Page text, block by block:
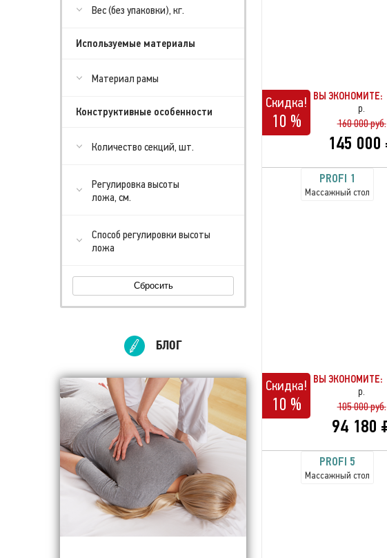
Вес (без упаковки), кг.
Используемые материалы
Материал рамы
Конструктивные особенности
Количество секций, шт.
Регулировка высоты
ложа, см.
Способ регулировки высоты
ложа
Сбросить
БЛОГ
Скидка!
10 %
ВЫ ЭКОНОМИТЕ:
р.
160 000 руб.
145 000
PROFI 1
Массажный стол
Скидка!
10 %
ВЫ ЭКОНОМИТЕ:
р.
105 000 руб.
94 180
PROFI 5
Массажный стол